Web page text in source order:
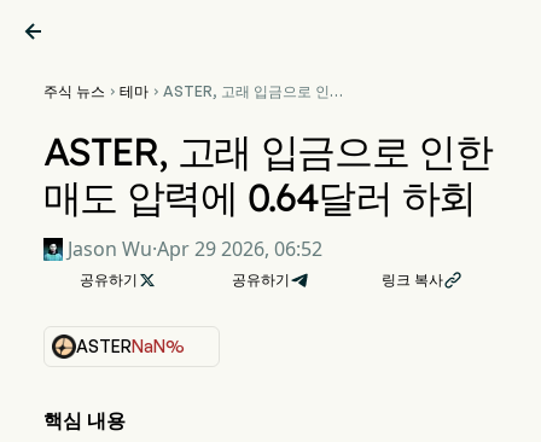

주식 뉴스  테마 ASTER, 고래 입금으로 인한
ASTER, 고래 입금으로 인한
매도 압력에 0.64달러 하회
Jason Wu·Apr 29 2026, 06:52
공유하기  공유하기 링크 복사
ASTERNaN%
핵심 내용